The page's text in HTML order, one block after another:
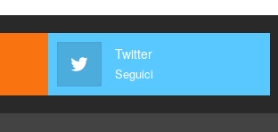
Twitter
Seguici